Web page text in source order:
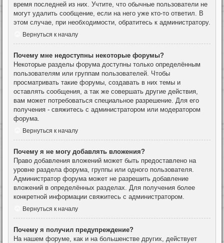
время последней из них. Учтите, что обычные пользователи не
могут удалить сообщение, если на него уже кто-то ответил. В
этом случае, при необходимости, обратитесь к администратору.
Вернуться к началу
Почему мне недоступны некоторые форумы?
Некоторые разделы форума доступны только определённым
пользователям или группам пользователей. Чтобы
просматривать такие форумы, создавать в них темы и
оставлять сообщения, а так же совершать другие действия,
вам может потребоваться специальное разрешение. Для его
получения - свяжитесь с администратором или модератором
форума.
Вернуться к началу
Почему я не могу добавлять вложения?
Право добавления вложений может быть предоставлено на
уровне раздела форума, группы или одного пользователя.
Администратор форума может не разрешить добавление
вложений в определённых разделах. Для получения более
конкретной информации свяжитесь с администратором.
Вернуться к началу
Почему я получил предупреждение?
На нашем форуме, как и на большенстве других, действует